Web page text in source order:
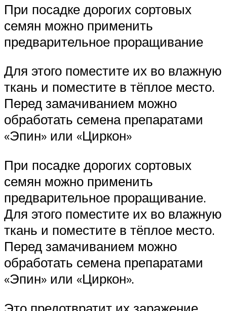
При посадке дорогих сортовых
семян можно применить
предварительное проращивание
Для этого поместите их во влажную
ткань и поместите в тёплое место.
Перед замачиванием можно
обработать семена препаратами
«Эпин» или «Циркон»
При посадке дорогих сортовых
семян можно применить
предварительное проращивание.
Для этого поместите их во влажную
ткань и поместите в тёплое место.
Перед замачиванием можно
обработать семена препаратами
«Эпин» или «Циркон».
Это предотвратит их заражение